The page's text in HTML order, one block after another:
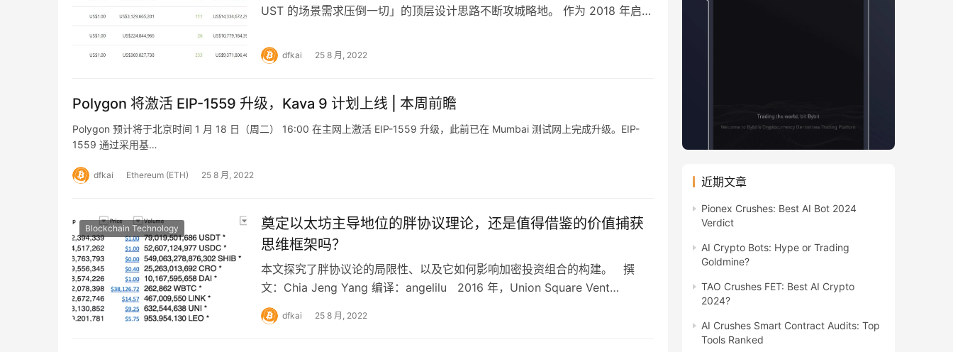
UST 的场景需求压倒一切」的顶层设计思路不断攻城略地。 作为 2018 年启动
dfkai 25 8 月, 2022
Polygon 将激活 EIP-1559 升级，Kava 9 计划上线 | 本周前瞻
Polygon 预计将于北京时间 1 月 18 日（周二） 16:00 在主网上激活 EIP-1559 升级，此前已在 Mumbai 测试网上完成升级。EIP-
1559 通过采用基…
dfkai Ethereum (ETH) 25 8 月, 2022
Blockchain Technology
奠定以太坊主导地位的胖协议理论，还是值得借鉴的价值捕获
思维框架吗？
本文探究了胖协议论的局限性、以及它如何影响加密投资组合的构建。 撰
文：Chia Jeng Yang 编译：angelilu 2016 年，Union Square Vent…
dfkai 25 8 月, 2022
近期文章
Pionex Crushes: Best AI Bot 2024
Verdict
AI Crypto Bots: Hype or Trading
Goldmine?
TAO Crushes FET: Best AI Crypto
2024?
AI Crushes Smart Contract Audits: Top
Tools Ranked